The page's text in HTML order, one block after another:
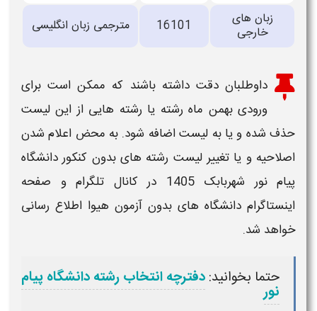
زبان های
خارجی 16101 مترجمی زبان انگلیسی
داوطلبان دقت داشته باشند که ممکن است برای
ورودی بهمن ماه رشته یا رشته هایی از این لیست
حذف شده و یا به لیستاضافه شود. به محض اعلام شدن
اصلاحیه و یا تغییرلیست رشته های بدون کنکور دانشگاه
پیام نور شهربابک ​1405
در کانال تلگرام و صفحه
اینستاگرام دانشگاه های بدون آزمون هیوا اطلاع رسانی
خواهد شد.
حتما بخوانید:دفترچه انتخاب رشته دانشگاه پیام
نور